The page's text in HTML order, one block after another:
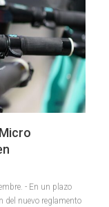
- En un plazo
del nuevo reglamento